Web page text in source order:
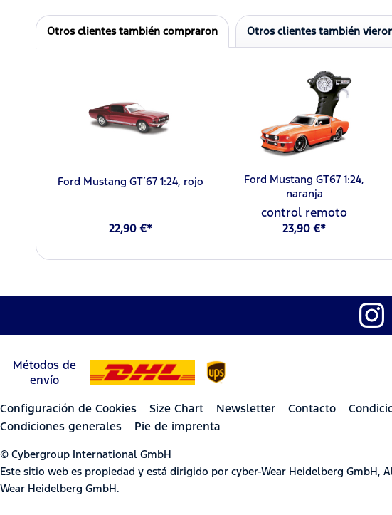
Otros clientes también compraron Otros clientes también
Ford Mustang GT´67 1:24, rojo
22,90 €*
Ford Mustang GT67 1:24,
naranja
control remoto
23,90 €*
Métodos de
envío
Configuración de Cookies Size Chart Newsletter Contacto
Condiciones generales
Pie de imprenta
© Cybergroup International GmbH
Este sitio web es propiedad y está dirigido por cyber-Wear Heidelberg
Wear Heidelberg GmbH.